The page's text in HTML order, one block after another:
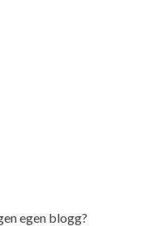
egen blogg?